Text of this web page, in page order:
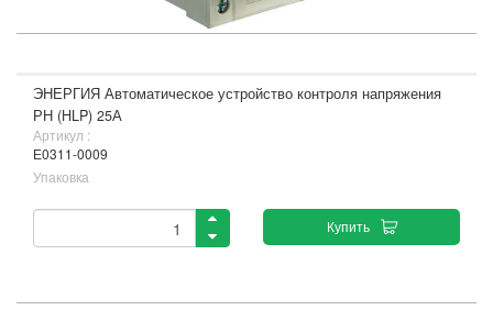
ЭНЕРГИЯ Автоматическое устройство контроля напряжения
РН (HLP) 25А
Артикул :
Е0311-0009
Упаковка
Купить